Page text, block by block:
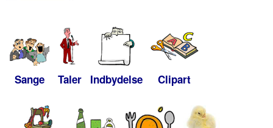
Sange Taler Indbydelse Clipart